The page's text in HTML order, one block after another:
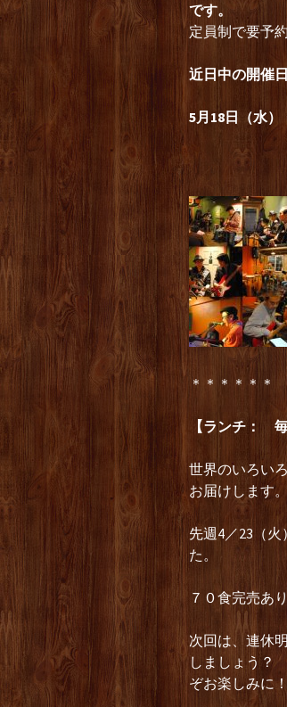
です。
定員制で要予
近日中の開催日
5月18日（水
＊＊＊＊＊＊
【ランチ：
世界のいろい
お届けします。
先週4／23（
た。
７０食完売あ
次回は、連休
しましょう？
ぞお楽しみに